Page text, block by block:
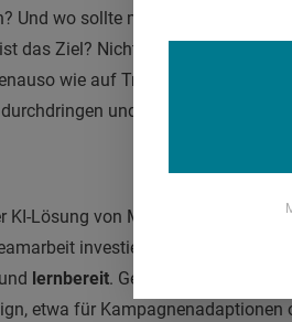
Und wo sollte man bewusst Nein
das Ziel? Nicht alles, was machbar
wie auf
und sie so zu
KI-Lösung von Microsoft. Das
investieren kann.“ Ihre
und lernbereit. Gemeinsam mit ihrem
etwa für Kampagnenadaptionen